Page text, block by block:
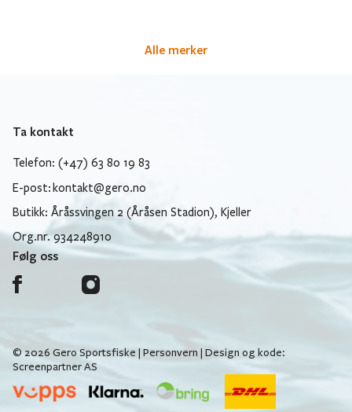
Alle merker
Ta kontakt
Telefon: (+47) 63 80 19 83
E-post: kontakt@gero.no
Butikk: Åråssvingen 2 (Åråsen Stadion), Kjeller
Org.nr. 934248910
Følg oss
© 2026 Gero Sportsfiske | Personvern | Design og kode:
Screenpartner AS